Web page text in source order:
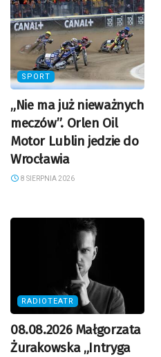
SPORT
„Nie ma już nieważnych
meczów”. Orlen Oil
Motor Lublin jedzie do
Wrocławia
8 SIERPNIA 2026
RADIOTEATR
08.08.2026 Małgorzata
Żurakowska „Intryga